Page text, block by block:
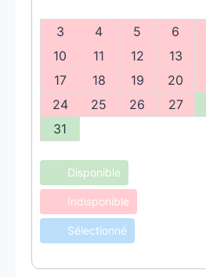
3
4 5 6
10
11 12 13
17
18 19 20
24
25 26 27
31
Disponible
Indisponible
Sélectionné